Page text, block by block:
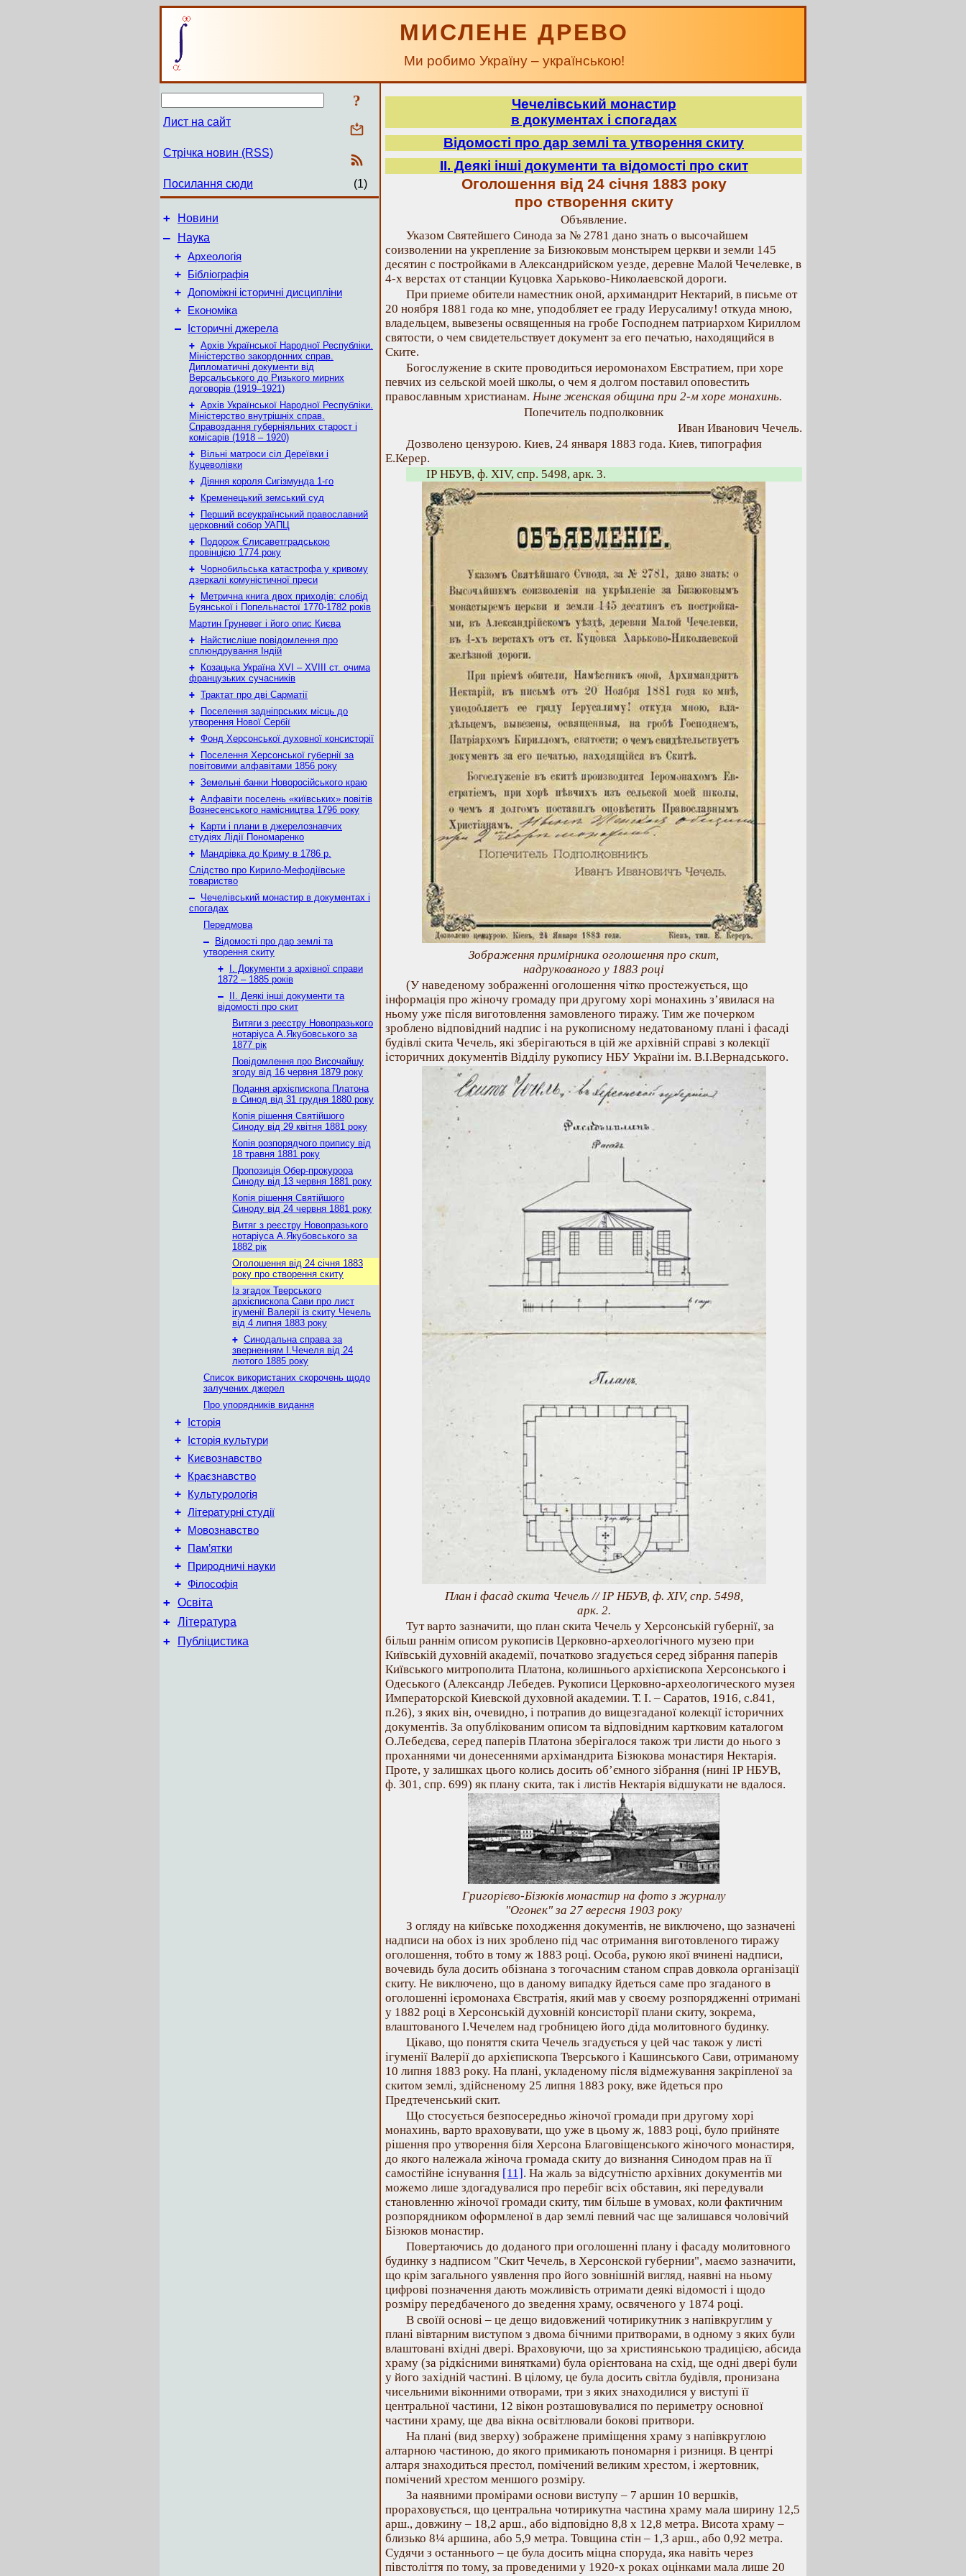
МИСЛЕНЕ ДРЕВО
Ми робимо Україну – українською!
?
Лист на сайт
Стрічка новин (RSS)
Посилання сюди (1)
+ Новини
–
Наука
+ Археологія
+ Бібліографія
+ Допоміжні історичні дисципліни
+ Економіка
– Історичні джерела
+ Архів Української Народної Республіки.
Міністерство закордонних справ.
Дипломатичні документи від
Версальського до Ризького мирних
договорів (1919–1921)
+ Архів Української Народної Республіки.
Міністерство внутрішніх справ.
Справоздання губерніяльних старост і
комісарів (1918 – 1920)
+
Вільні матроси сіл Дереївки і
Куцеволівки
+ Діяння короля Сигізмунда 1-го
+
Кременецький земський суд
+
Перший всеукраїнський православний
церковний собор УАПЦ
+
Подорож Єлисаветградською
провінцією 1774 року
+ Чорнобильська катастрофа у кривому
дзеркалі комуністичної преси
+
Метрична книга двох приходів: слобід
Буянської і Попельнастої 1770-1782 років
Мартин Груневег і його опис Києва
+
Найстисліше повідомлення про
сплюндрування Індій
+
Козацька Україна ХVІ – ХVІІІ ст. очима
французьких сучасників
+ Трактат про дві Сарматії
+
Поселення задніпрських місць до
утворення Нової Сербії
+ Фонд Херсонської духовної консисторії
+
Поселення Херсонської губернії за
повітовими алфавітами 1856 року
+ Земельні банки Новоросійського краю
+ Алфавіти поселень «київських» повітів
Вознесенського намісництва 1796 року
+
Карти і плани в джерелознавчих
студіях Лідії Пономаренко
+
Мандрівка до Криму в 1786 р.
Слідство про Кирило-Мефодіївське
товариство
– Чечелівський монастир в документах і
спогадах
Передмова
–
Відомості про дар землі та
утворення скиту
+
І. Документи з архівної справи
1872 – 1885 років
–
ІІ. Деякі інші документи та
відомості про скит
Витяги з реєстру Новопразького
нотаріуса А.Якубовського за
1877 рік
Повідомлення про Височайшу
згоду від 16 червня 1879 року
Подання архієпископа Платона
в Синод від 31 грудня 1880 року
Копія рішення Святійшого
Синоду від 29 квітня 1881 року
Копія розпорядчого припису від
18 травня 1881 року
Пропозиція Обер-прокурора
Синоду від 13 червня 1881 року
Копія рішення Святійшого
Синоду від 24 червня 1881 року
Витяг з реєстру Новопразького
нотаріуса А.Якубовського за
1882 рік
Оголошення від 24 січня 1883
року про створення скиту
Із згадок Тверського
архієпископа Сави про лист
ігуменії Валерії із скиту Чечель
від 4 липня 1883 року
+ Синодальна справа за
зверненням І.Чечеля від 24
лютого 1885 року
Список використаних скорочень щодо
залучених джерел
Про упорядників видання
+ Історія
+ Історія культури
+ Києвознавство
+ Краєзнавство
+ Культурологія
+ Літературні студії
+ Мовознавство
+ Пам’ятки
+ Природничі науки
+ Філософія
+ Освіта
+ Література
+ Публіцистика
Чечелівський монастир
в документах і спогадах
Відомості про дар землі та утворення скиту
ІІ. Деякі інші документи та відомості про скит
Оголошення від 24 січня 1883 року
про створення скиту
Объявление.
Указом Святейшего Синода за № 2781 дано знать о высочайшем
соизволении на укрепление за Бизюковым монстырем церкви и земли 145
десятин с постройками в Александрийском уезде, деревне Малой Чечелевке, в
4-х верстах от станции Куцовка Харьково-Николаевской дороги.
При приеме обители наместник оной, архимандрит Нектарий, в письме от
20 ноября 1881 года ко мне, уподобляет ее граду Иерусалиму! откуда мною,
владельцем, вывезены освященныя на гробе Господнем патриархом Кириллом
святости, о чем свидетельствует документ за его печатью, находящийся в
Ските.
Богослужение в ските проводиться иеромонахом Евстратием, при хоре
певчих из сельской моей школы, о чем я долгом поставил оповестить
православным христианам. Ныне женская община при 2-м хоре монахинь.
Попечитель подполковник
Иван Иванович Чечель.
Дозволено цензурою. Киев, 24 января 1883 года. Киев, типография
Е.Керер.
ІР НБУВ, ф. ХІV, спр. 5498, арк. 3.
Зображення примірника оголошення про скит,
надрукованого у 1883 році
(У наведеному зображенні оголошення чітко простежується, що
інформація про жіночу громаду при другому хорі монахинь з’явилася на
ньому уже після виготовлення замовленого тиражу. Тим же почерком
зроблено відповідний надпис і на рукописному недатованому плані і фасаді
будівлі скита Чечель, які зберігаються в цій же архівній справі з колекції
історичних документів Відділу рукопису НБУ України ім. В.І.Вернадського.
План і фасад скита Чечель // ІР НБУВ, ф. ХІV, спр. 5498,
арк. 2.
Тут варто зазначити, що план скита Чечель у Херсонській губернії, за
більш раннім описом рукописів Церковно-археологічного музею при
Київській духовній академії, початково згадується серед зібрання паперів
Київського митрополита Платона, колишнього архієпископа Херсонського і
Одеського (Александр Лебедев. Рукописи Церковно-археологического музея
Императорской Киевской духовной академии. Т. І. – Саратов, 1916, с.841,
п.26), з яких він, очевидно, і потрапив до вищезгаданої колекції історичних
документів. За опублікованим описом та відповідним картковим каталогом
О.Лебедєва, серед паперів Платона зберігалося також три листи до нього з
проханнями чи донесеннями архімандрита Бізюкова монастиря Нектарія.
Проте, у залишках цього колись досить об’ємного зібрання (нині ІР НБУВ,
ф. 301, спр. 699) як плану скита, так і листів Нектарія відшукати не вдалося.
Григорієво-Бізюків монастир на фото з журналу
"Огонек" за 27 вересня 1903 року
З огляду на київське походження документів, не виключено, що зазначені
надписи на обох із них зроблено під час отримання виготовленого тиражу
оголошення, тобто в тому ж 1883 році. Особа, рукою якої вчинені надписи,
вочевидь була досить обізнана з тогочасним станом справ довкола організації
скиту. Не виключено, що в даному випадку йдеться саме про згаданого в
оголошенні ієромонаха Євстратія, який мав у своєму розпорядженні отримані
у 1882 році в Херсонській духовній консисторії плани скиту, зокрема,
влаштованого І.Чечелем над гробницею його діда молитовного будинку.
Цікаво, що поняття скита Чечель згадується у цей час також у листі
ігуменії Валерії до архієпископа Тверського і Кашинського Сави, отриманому
10 липня 1883 року. На плані, укладеному після відмежування закріпленої за
скитом землі, здійсненому 25 липня 1883 року, вже йдеться про
Предтеченський скит.
Що стосується безпосередньо жіночої громади при другому хорі
монахинь, варто враховувати, що уже в цьому ж, 1883 році, було прийняте
рішення про утворення біля Херсона Благовіщенського жіночого монастиря,
до якого належала жіноча громада скиту до визнання Синодом прав на її
самостійне існування [11]. На жаль за відсутністю архівних документів ми
можемо лише здогадувалися про перебіг всіх обставин, які передували
становленню жіночої громади скиту, тим більше в умовах, коли фактичним
розпорядником оформленої в дар землі певний час ще залишався чоловічий
Бізюков монастир.
Повертаючись до доданого при оголошенні плану і фасаду молитовного
будинку з надписом "Скит Чечель, в Херсонской губернии", маємо зазначити,
що крім загального уявлення про його зовнішній вигляд, наявні на ньому
цифрові позначення дають можливість отримати деякі відомості і щодо
розміру передбаченого до зведення храму, освяченого у 1874 році.
В своїй основі – це дещо видовжений чотирикутник з напівкруглим у
плані вівтарним виступом з двома бічними притворами, в одному з яких були
влаштовані вхідні двері. Враховуючи, що за християнською традицією, абсида
храму (за рідкісними винятками) була орієнтована на схід, ще одні двері були
у його західній частині. В цілому, це була досить світла будівля, пронизана
чисельними віконними отворами, три з яких знаходилися у виступі її
центральної частини, 12 вікон розташовувалися по периметру основної
частини храму, ще два вікна освітлювали бокові притвори.
На плані (вид зверху) зображене приміщення храму з напівкруглою
алтарною частиною, до якого примикають пономарня і ризниця. В центрі
алтаря знаходиться престол, помічений великим хрестом, і жертовник,
помічений хрестом меншого розміру.
За наявними промірами основи виступу – 7 аршин 10 вершків,
прораховується, що центральна чотирикутна частина храму мала ширину 12,5
арш., довжину – 18,2 арш., або відповідно 8,8 х 12,8 метра. Висота храму –
близько 8¼ аршина, або 5,9 метра. Товщина стін – 1,3 арш., або 0,92 метра.
Судячи з останнього – це була досить міцна споруда, яка навіть через
півстоліття по тому, за проведеними у 1920-х роках оцінками мала лише 20